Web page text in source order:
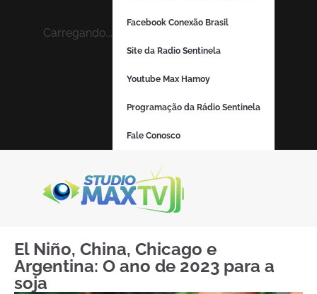
Carregando...
Facebook Conexão Brasil
Site da Radio Sentinela
Youtube Max Hamoy
Programação da Rádio Sentinela
Fale Conosco
El Niño, China, Chicago e
Argentina: O ano de 2023 para a
soja